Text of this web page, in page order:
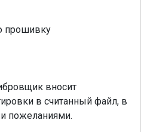
прошивку
вносит
в считанный файл, в
пожеланиями.